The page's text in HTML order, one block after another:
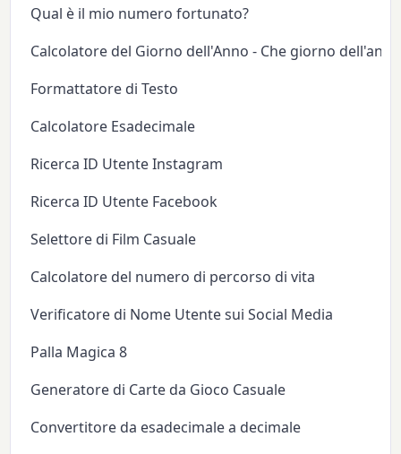
Qual è il mio numero fortunato?
Calcolatore del Giorno dell'Anno - Che giorno
Formattatore di Testo
Calcolatore Esadecimale
Ricerca ID Utente Instagram
Ricerca ID Utente Facebook
Selettore di Film Casuale
Calcolatore del numero di percorso di vita
Verificatore di Nome Utente sui Social Media
Palla Magica 8
Generatore di Carte da Gioco Casuale
Convertitore da esadecimale a decimale